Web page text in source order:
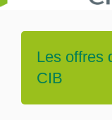
Les offres
CIB